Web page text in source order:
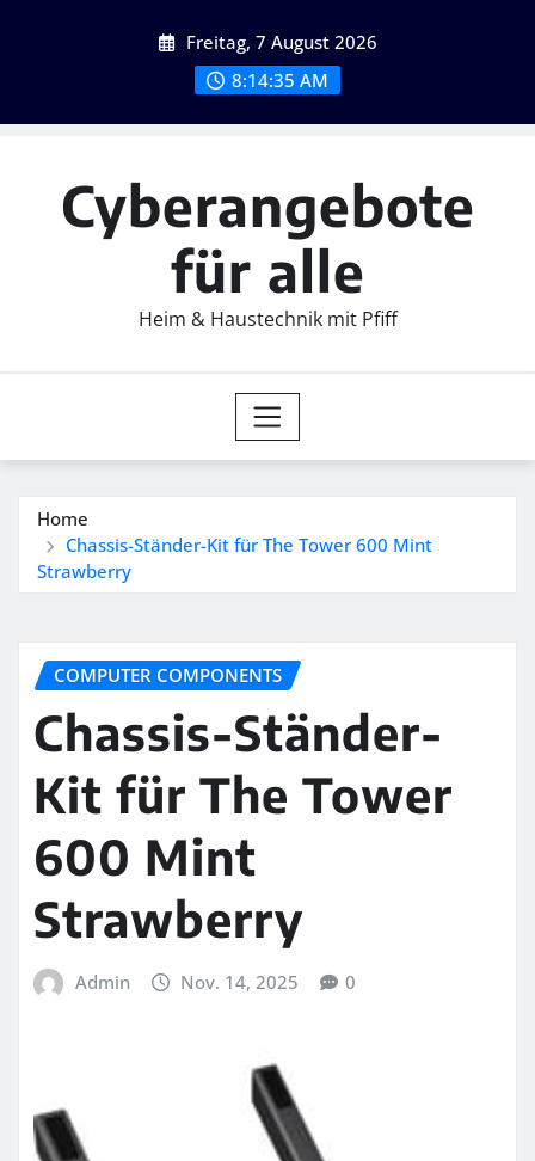
Freitag, 7 August 2026
8:14:36 AM
Cyberangebote
für alle
Heim & Haustechnik mit Pfiff
Home
Chassis-Ständer-Kit für The Tower 600 Mint
Strawberry
COMPUTER COMPONENTS
Chassis-Ständer-
Kit für The Tower
600 Mint
Strawberry
Admin Nov. 14, 2025 0